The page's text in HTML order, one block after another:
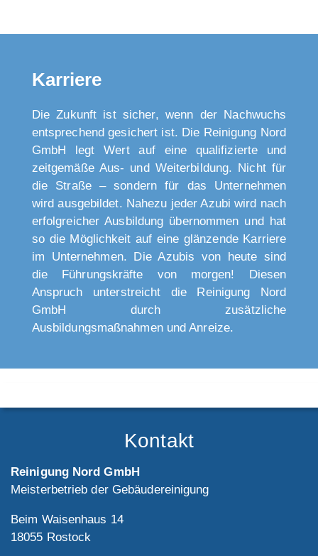
Karriere
Die Zukunft ist sicher, wenn der Nachwuchs
entsprechend gesichert ist. Die Reinigung Nord
GmbH legt Wert auf eine qualifizierte und
zeitgemäße Aus- und Weiterbildung. Nicht für
die Straße – sondern für das Unternehmen
wird ausgebildet. Nahezu jeder Azubi wird nach
erfolgreicher Ausbildung übernommen und hat
so die Möglichkeit auf eine glänzende Karriere
im Unternehmen. Die Azubis von heute sind
die Führungskräfte von morgen! Diesen
Anspruch unterstreicht die Reinigung Nord
GmbH durch zusätzliche
Ausbildungsmaßnahmen und Anreize.
Kontakt
Reinigung Nord GmbH
Meisterbetrieb der Gebäudereinigung
Beim Waisenhaus 14
18055 Rostock